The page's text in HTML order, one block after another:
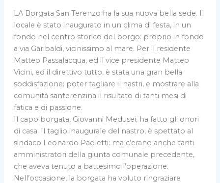
LA Borgata San Terenzo ha la sua nuova bella sede. Il
locale è stato inaugurato in un clima di festa, in un
fondo nel centro storico del borgo: proprio in fondo
a via Garibaldi, vicinissimo al mare. Per il residente
Matteo Passalacqua, ed il vice presidente Matteo
Vicini, ed il direttivo tutto, è stata una gran bella
soddisfazione: poter tagliare il nastri, e mostrare alla
comunità santerenzina il risultato di tanti mesi di
fatica e di passione.
Il capo borgata, Giovanni Medusei, ha fatto gli onori
di casa. Il taglio inaugurale del nastro, è spettato al
sindaco Leonardo Paoletti: ma c’erano anche tanti
amministratori della giunta comunale precedente,
che aveva tenuto a battesimo l’operazione.
Nell’occasione, la borgata ha voluto ringraziare